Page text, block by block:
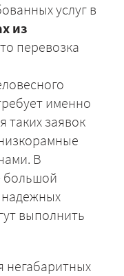
услуг в
из
перевозка
именно
таких заявок
В
большой
надежных
выполнить
негабаритных